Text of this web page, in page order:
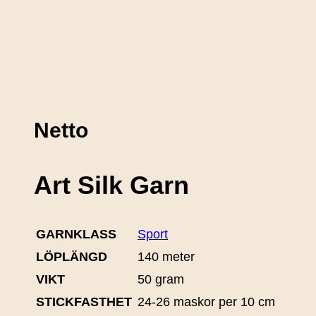
Netto
Art Silk Garn
GARNKLASS
Sport
LÖPLÄNGD
140 meter
VIKT
50 gram
STICKFASTHET 24-26 maskor per 10 cm